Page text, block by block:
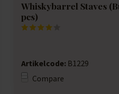
Whiskybarrel Staves
pcs)
Artikelcode: B1229
Compare